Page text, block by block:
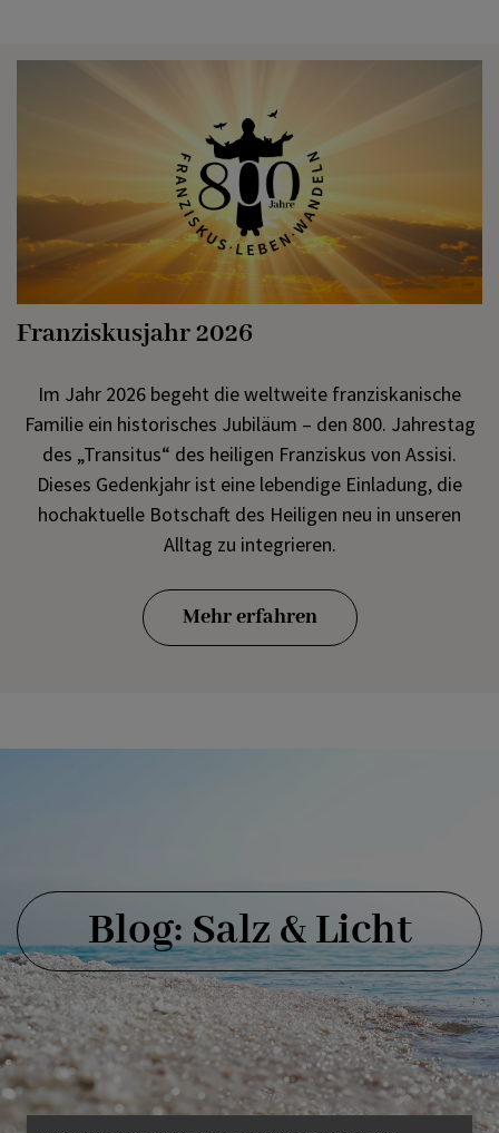
Franziskusjahr 2026
Im Jahr 2026 begeht die weltweite franziskanische
Familie ein historisches Jubiläum – den 800. Jahrestag
des „Transitus“ des heiligen Franziskus von Assisi.
Dieses Gedenkjahr ist eine lebendige Einladung, die
hochaktuelle Botschaft des Heiligen neu in unseren
Alltag zu integrieren.
Mehr erfahren
Blog: Salz & Licht